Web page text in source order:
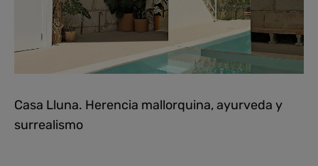
Casa Lluna. Herencia mallorquina, ayurveda y
surrealismo